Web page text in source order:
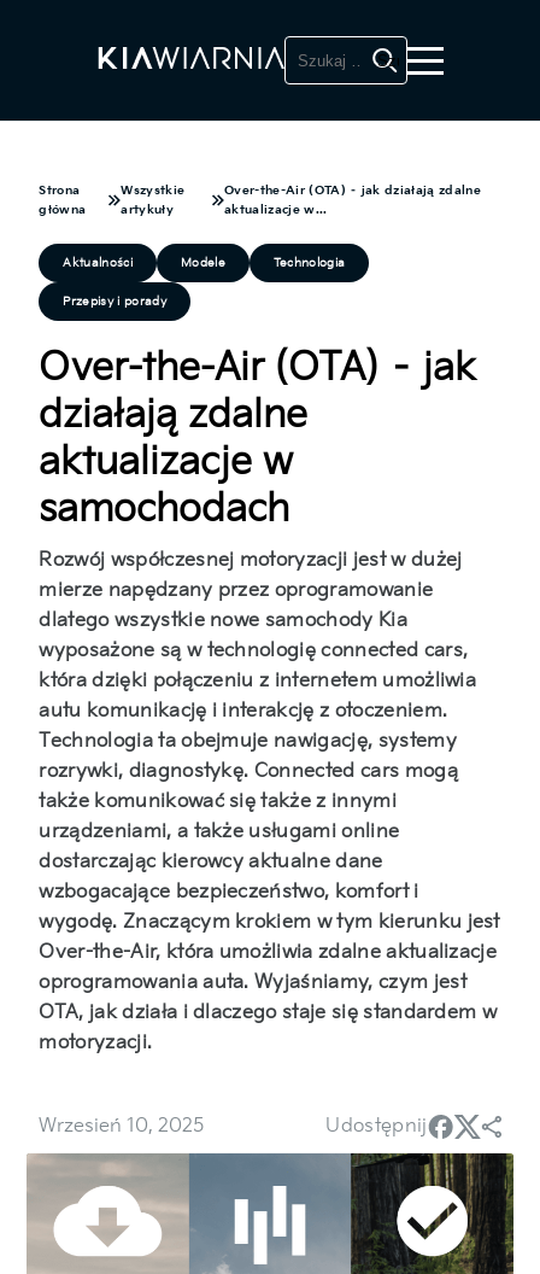
Szukaj:
Strona
główna
Wszystkie
artykuły
Over-the-Air (OTA) – jak działają zdalne
aktualizacje w...
Aktualności Modele Technologia
Przepisy i porady
Over-the-Air (OTA) – jak
działają zdalne
aktualizacje w
samochodach
Rozwój współczesnej motoryzacji jest w dużej
mierze napędzany przez oprogramowanie
dlatego wszystkie nowe samochody Kia
wyposażone są w technologię connected cars,
która dzięki połączeniu z internetem umożliwia
autu komunikację i interakcję z otoczeniem.
Technologia ta obejmuje nawigację, systemy
rozrywki, diagnostykę. Connected cars mogą
także komunikować się także z innymi
urządzeniami, a także usługami online
dostarczając kierowcy aktualne dane
wzbogacające bezpieczeństwo, komfort i
wygodę. Znaczącym krokiem w tym kierunku jest
Over-the-Air, która umożliwia zdalne aktualizacje
oprogramowania auta. Wyjaśniamy, czym jest
OTA, jak działa i dlaczego staje się standardem w
motoryzacji.
Wrzesień 10, 2025 Udostępnij